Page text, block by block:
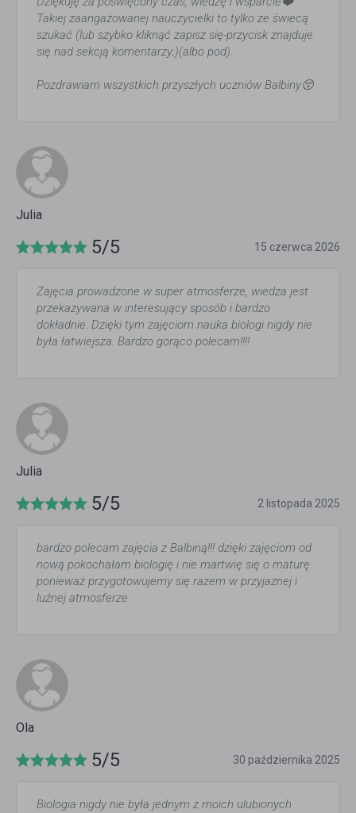
Takiej zaangażowanej nauczycielki to tylko ze świecą
szukać (lub szybko kliknąć zapisz się-przycisk znajduje
się nad sekcją komentarzy;)(albo pod).
Pozdrawiam wszystkich przyszłych uczniów Balbiny😚
Julia
5/5 15 czerwca 2026
Zajęcia prowadzone w super atmosferze, wiedza jest
przekazywana w interesujący sposób i bardzo
dokładnie. Dzięki tym zajęciom nauka biologi nigdy nie
była łatwiejsza. Bardzo gorąco polecam!!!!
Julia
5/5 2 listopada 2025
bardzo polecam zajęcia z Balbiną!!! dzięki zajęciom od
nową pokochałam biologię i nie martwię się o maturę
ponieważ przygotowujemy się razem w przyjaznej i
luźnej atmosferze
Ola
5/5 30 października 2025
Biologia nigdy nie była jednym z moich ulubionych